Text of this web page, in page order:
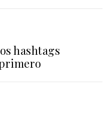
hashtags